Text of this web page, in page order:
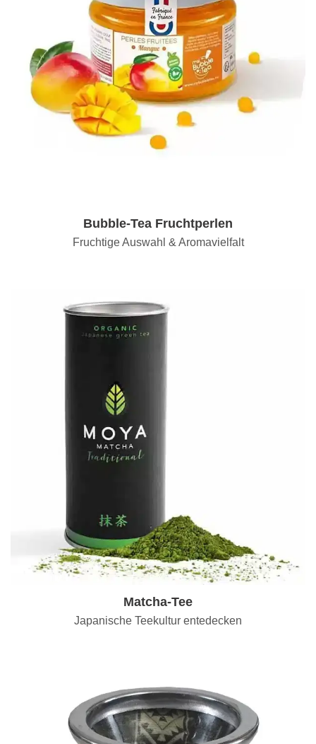
Bubble-Tea Fruchtperlen
Fruchtige Auswahl & Aromavielfalt
Matcha-Tee
Japanische Teekultur entedecken